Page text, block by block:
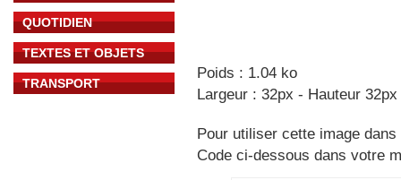
QUOTIDIEN
TEXTES ET OBJETS
TRANSPORT
Poids : 1.04 ko
Largeur : 32px - Hauteur 32px
Pour utiliser cette image
Code ci-dessous dans votre